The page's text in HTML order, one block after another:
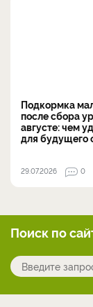
Подкормка
после сбора
августе: чем
для будущего
29.07.2026 0
Поиск по